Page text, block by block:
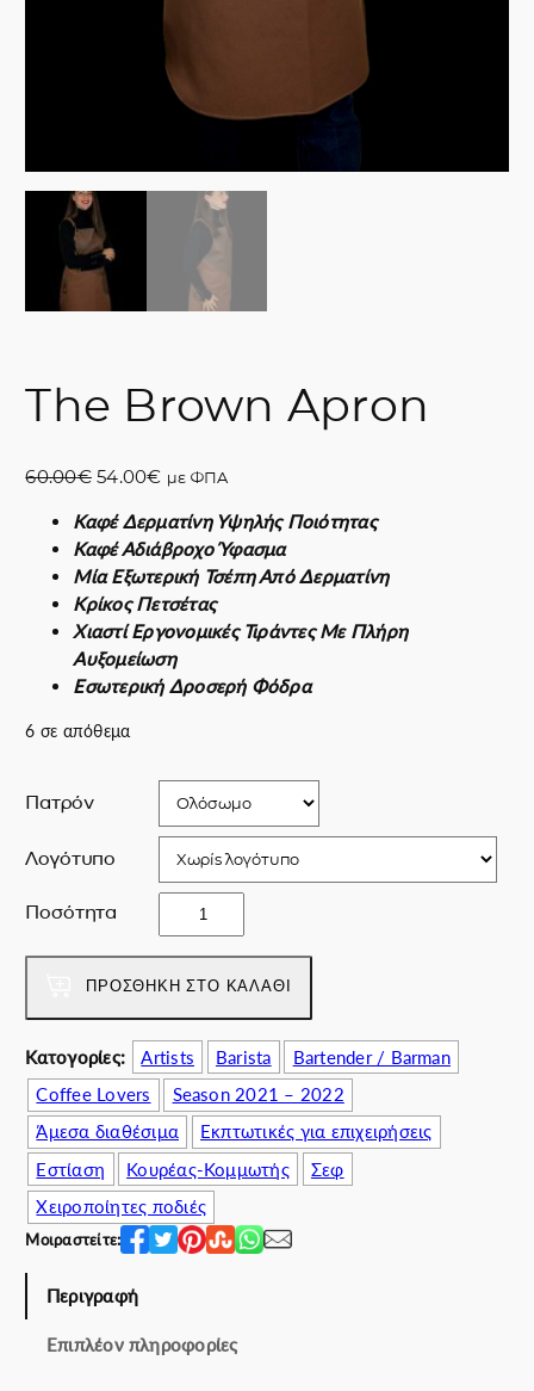
The Brown Apron
60.00€ O
i
g
i
n
a
l
p
r
a
:
.
0
0
€
.
54.00€Η
ρ
έ
χ
ο
υ
σ
α
μ
ε
ν
ι
5
4
.
0
0
€
.
με ΦΠΑ
Καφέ Δερματίνη Υψηλής Ποιότητας
Καφέ Αδιάβροχο Ύφασμα
Μία Εξωτερική Τσέπη Από Δερματίνη
Κρίκος Πετσέτας
Χιαστί Εργονομικές Τιράντες Με Πλήρη
Αυξομείωση
Εσωτερική Δροσερή Φόδρα
6 σε απόθεμα
Πατρόν
Λογότυπο
Ποσότητα
h
e
B
r
o
w
A
p
r
o
n
π
ό
ΠΡΟΣΘΉΚΗ ΣΤΟ ΚΑΛΆΘΙ
Κατογορίες: Artists Barista
Bartender / Barman
Coffee Lovers
Season 2021 – 2022
Άμεσα διαθέσιμα
Εκπτωτικές για επιχειρήσεις
Εστίαση
Κουρέας-Κομμωτής
Σεφ
Χειροποίητες ποδιές
Μοιραστείτε:
Περιγραφή
Επιπλέον πληροφορίες